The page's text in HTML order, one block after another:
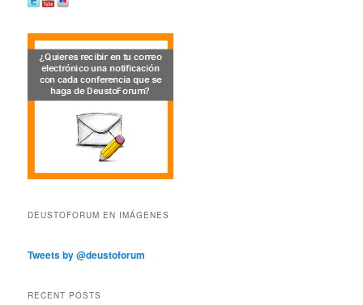
DEUSTOFORUM EN IMÁGENES
Tweets by @deustoforum
RECENT POSTS